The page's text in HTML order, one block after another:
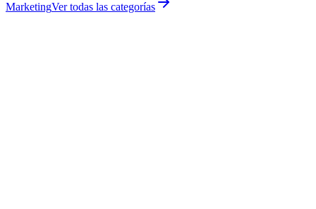
MarketingVer todas las categorías